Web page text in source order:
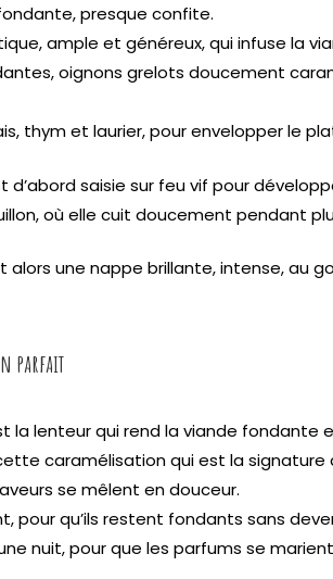
presque confite.
ample et généreux, qui infuse la
oignons grelots doucement
thym et laurier, pour envelopper le
saisie sur feu vif pour
où elle cuit doucement pendant
une nappe brillante, intense, au
parfait
la lenteur qui rend la viande fondante
caramélisation qui est la signature
se mêlent en douceur.
pour qu’ils restent fondants sans
nuit, pour que les parfums se